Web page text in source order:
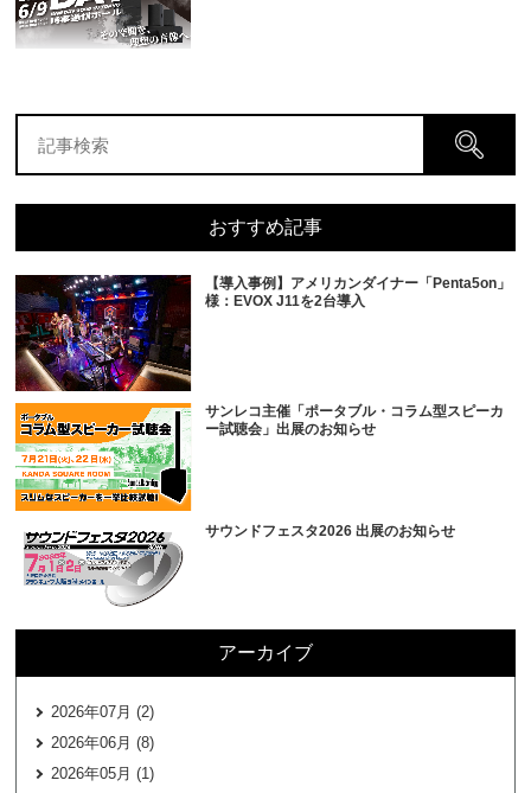
おすすめ記事
【導入事例】アメリカンダイナー「Penta5on」
様：EVOX J11を2台導入
サンレコ主催「ポータブル・コラム型スピーカ
ー試聴会」出展のお知らせ
サウンドフェスタ2026 出展のお知らせ
アーカイブ
2026年07月 (2)
2026年06月 (8)
2026年05月 (1)